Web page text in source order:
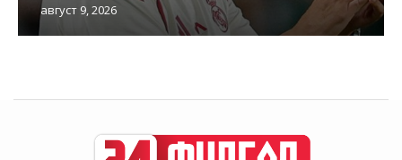
август 9, 2026